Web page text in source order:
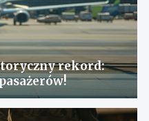
rekord: